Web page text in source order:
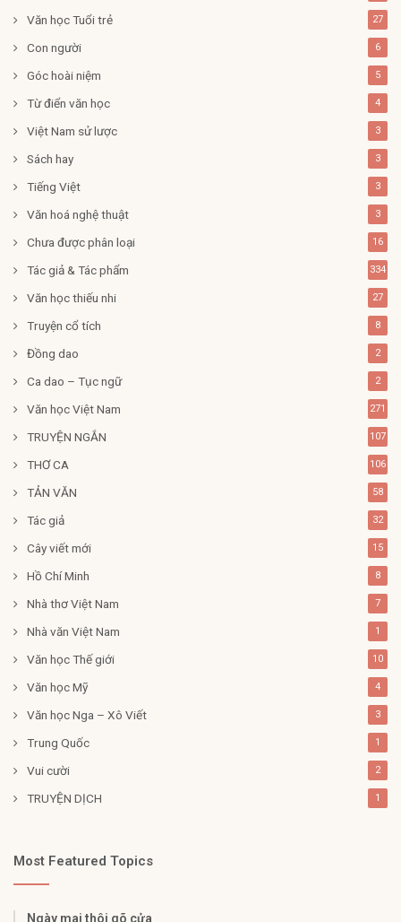
Văn học Tuổi trẻ 27
Con người 6
Góc hoài niệm 5
Từ điển văn học 4
Việt Nam sử lược 3
Sách hay 3
Tiếng Việt 3
Văn hoá nghệ thuật 3
Chưa được phân loại 16
Tác giả & Tác phẩm 334
Văn học thiếu nhi 27
Truyện cổ tích 8
Đồng dao 2
Ca dao – Tục ngữ 2
Văn học Việt Nam 271
TRUYỆN NGẮN 107
THƠ CA 106
TẢN VĂN 58
Tác giả 32
Cây viết mới 15
Hồ Chí Minh 8
Nhà thơ Việt Nam 7
Nhà văn Việt Nam 1
Văn học Thế giới 10
Văn học Mỹ 4
Văn học Nga – Xô Viết 3
Trung Quốc 1
Vui cười 2
TRUYỆN DỊCH 1
Most Featured Topics
Ngày mai thôi gõ cửa